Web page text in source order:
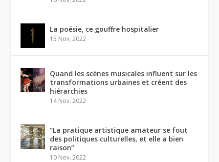
La poésie, ce gouffre hospitalier
15 Nov, 2022
Quand les scènes musicales influent sur les
transformations urbaines et créent des
hiérarchies
14 Nov, 2022
“La pratique artistique amateur se fout
des politiques culturelles, et elle a bien
raison”
10 Nov, 2022